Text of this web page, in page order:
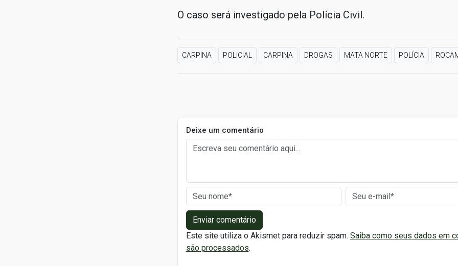
O caso será investigado pela Polícia Civil.
CARPINA POLICIAL CARPINA DROGAS MATA NORTE POLÍCIA
Deixe um comentário
Enviar comentário
Este site utiliza o Akismet para reduzir spam. Saiba como seus dados em
são processados.